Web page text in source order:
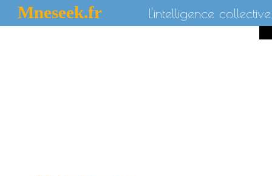
Mneseek.fr L'intelligence collective